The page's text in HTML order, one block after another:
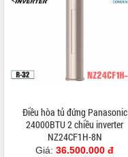
Điều hòa tủ đứng Panasonic
24000BTU 2 chiều inverter
NZ24CF1H-8N
Giá: 36.500.000 đ